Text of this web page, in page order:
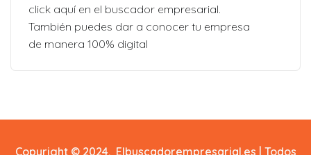
click aquí en el buscador empresarial.
También puedes dar a conocer tu empresa
de manera 100% digital
Copyright © 2024. Elbuscadorempresarial.es | Todos